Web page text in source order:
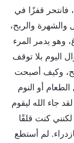
فانتحر قفزًا في
والشهرة والربح،
وهو يدمر المرء
اليوم بلا توقف
وكيف أصبحت
أو النوم
الله ليقوم
كنت قلقًا
لم أستطع